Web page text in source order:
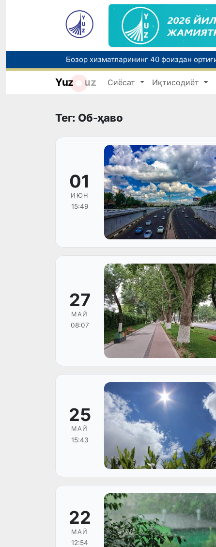
“Мен таниган Ўзбекистон!”
Ўзбекистонда зилзила содир бўлди
Yuz uz Сиёсат Иқтисодиёт
Тег: Об-ҳаво
01
ИЮН
15:49
27
МАЙ
08:07
25
МАЙ
15:43
22
МАЙ
12:54